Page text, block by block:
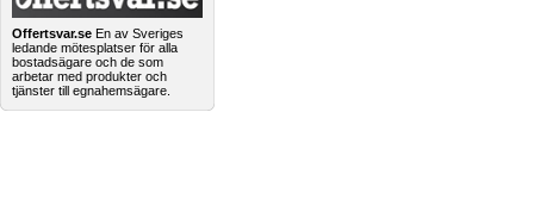
Offertsvar.se En av Sveriges
ledande mötesplatser för alla
bostadsägare och de som
arbetar med produkter och
tjänster till egnahemsägare.